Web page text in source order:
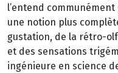
l’entend
une notion plus
gustation, de la rétro-
et des sensations
ingénieure en science